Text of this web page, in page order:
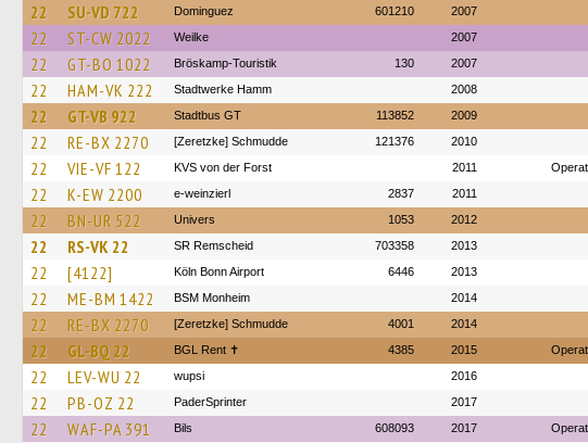
22 SU-VD 722 Dominguez 601210 2007
22 ST-CW 2022 Weilke 2007
22 GT-BO 1022 Bröskamp-Touristik 130 2007
22 HAM-VK 222 Stadtwerke Hamm 2008
22 GT-VB 922 Stadtbus GT 113852 2009
22 RE-BX 2270 [Zeretzke] Schmudde 121376 2010
22 VIE-VF 122 KVS von der Forst 2011
22 K-EW 2200 e-weinzierl 2837 2011
22 BN-UR 522 Univers 1053 2012
22 RS-VK 22 SR Remscheid 703358 2013
22 [4122] Köln Bonn Airport 6446 2013
22 ME-BM 1422 BSM Monheim 2014
22 RE-BX 2270 [Zeretzke] Schmudde 4001 2014
22 GL-BQ 22 BGL Rent ✝︎ 4385 2015
22 LEV-WU 22 wupsi 2016
22 PB-OZ 22 PaderSprinter 2017
22 WAF-PA 391 Bils 608093 2017